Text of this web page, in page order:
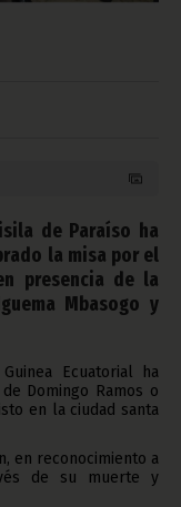
de Paraíso ha
la misa por el
presencia de la
Mbasogo y
Ecuatorial ha
Domingo Ramos o
en la ciudad santa
en reconocimiento a
de su muerte y